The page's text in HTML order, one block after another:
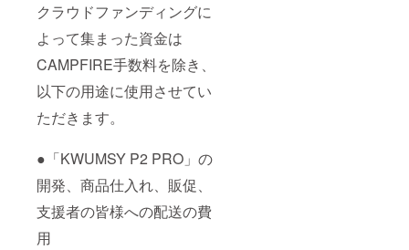
クラウドファンディングに
よって集まった資金は
CAMPFIRE手数料を除き、
以下の用途に使用させてい
ただきます。
●「KWUMSY P2 PRO」の
開発、商品仕入れ、販促、
支援者の皆様への配送の費
用